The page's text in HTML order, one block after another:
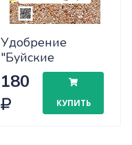
Удобрение
"Буйские
удобрения" ОМУ
для клубники и
земляники 1кг
180
КУПИТЬ